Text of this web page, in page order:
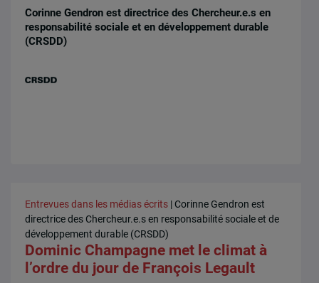
Corinne Gendron est directrice des Chercheur.e.s en
responsabilité sociale et en développement durable
(CRSDD)
Entrevues dans les médias écrits | Corinne Gendron est
directrice des Chercheur.e.s en responsabilité sociale et de
développement durable (CRSDD)
Dominic Champagne met le climat à
l’ordre du jour de François Legault